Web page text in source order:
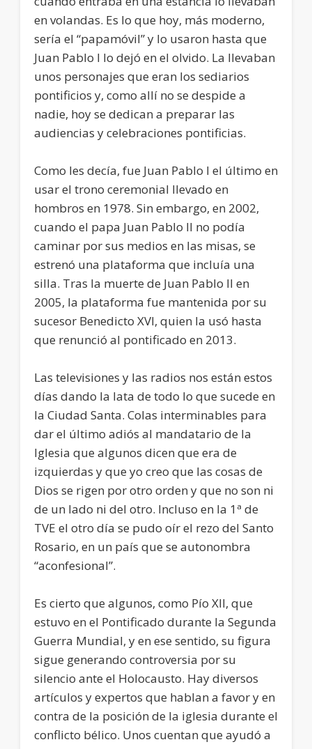
en volandas. Es lo que hoy, más moderno,
sería el “papamóvil” y lo usaron hasta que
Juan Pablo I lo dejó en el olvido. La llevaban
unos personajes que eran los sediarios
pontificios y, como allí no se despide a
nadie, hoy se dedican a preparar las
audiencias y celebraciones pontificias.
Como les decía, fue Juan Pablo I el último en
usar el trono ceremonial llevado en
hombros en 1978. Sin embargo, en 2002,
cuando el papa Juan Pablo II no podía
caminar por sus medios en las misas, se
estrenó una plataforma que incluía una
silla. Tras la muerte de Juan Pablo II en
2005, la plataforma fue mantenida por su
sucesor Benedicto XVI, quien la usó hasta
que renunció al pontificado en 2013.
Las televisiones y las radios nos están estos
días dando la lata de todo lo que sucede en
la Ciudad Santa. Colas interminables para
dar el último adiós al mandatario de la
Iglesia que algunos dicen que era de
izquierdas y que yo creo que las cosas de
Dios se rigen por otro orden y que no son ni
de un lado ni del otro. Incluso en la 1ª de
TVE el otro día se pudo oír el rezo del Santo
Rosario, en un país que se autonombra
“aconfesional”.
Es cierto que algunos, como Pío XII, que
estuvo en el Pontificado durante la Segunda
Guerra Mundial, y en ese sentido, su figura
sigue generando controversia por su
silencio ante el Holocausto. Hay diversos
artículos y expertos que hablan a favor y en
contra de la posición de la iglesia durante el
conflicto bélico. Unos cuentan que ayudó a